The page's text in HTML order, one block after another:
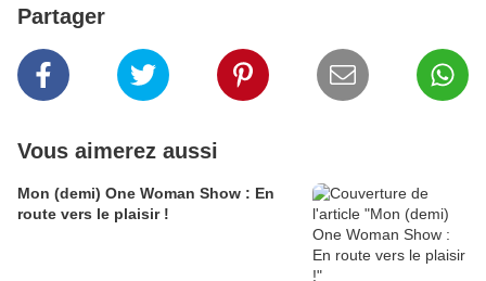
Partager
Vous aimerez aussi
Mon (demi) One Woman Show : En
route vers le plaisir !